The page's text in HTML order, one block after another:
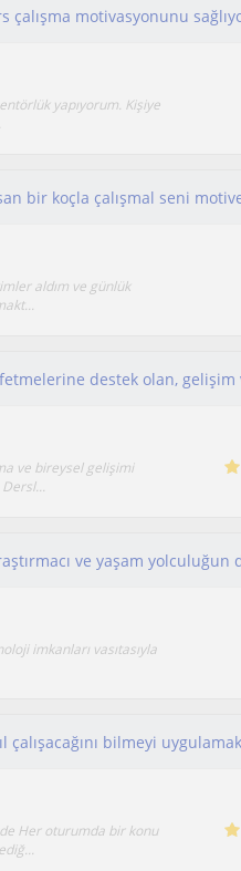
yapıyorum. Kişiye
aldım ve günlük
ve bireysel gelişimi
imkanları vasıtasıyla
Her oturumda bir konu